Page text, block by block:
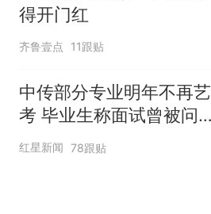
得开门红
齐鲁壹点 11跟贴
中传部分专业明年不再艺
考 毕业生称面试曾被问
“如何策划晚会” 专家：遏
制“艺考捷径化”
红星新闻 78跟贴